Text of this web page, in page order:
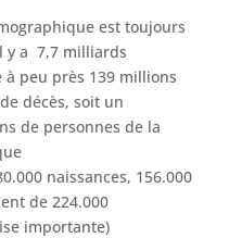
est toujours
y a 7,7 milliards
à peu près 139 millions
décès, soit un
de personnes de la
naissances, 156.000
de 224.000
importante)